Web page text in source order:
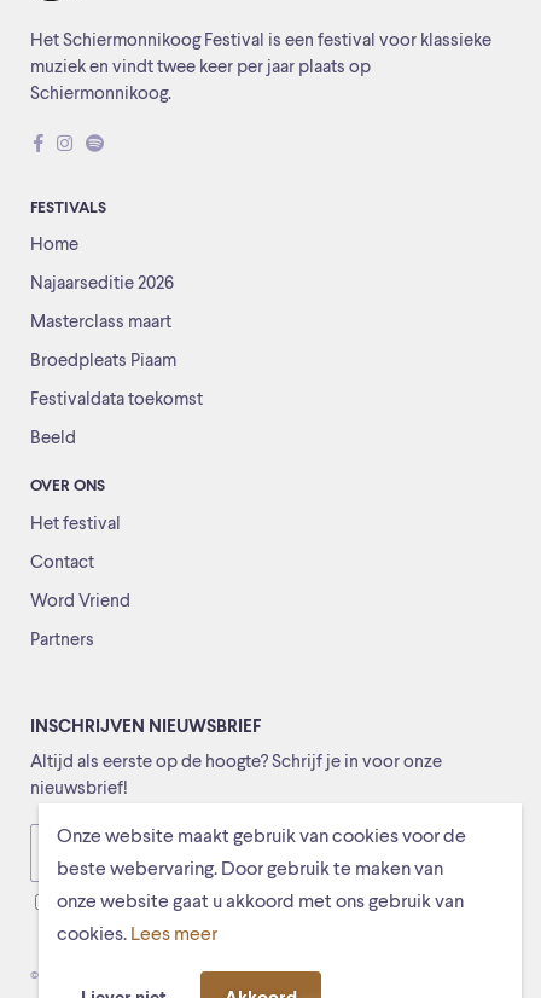
Onze website maakt gebruik van cookies voor de
beste webervaring. Door gebruik te maken van
onze website gaat u akkoord met ons gebruik van
cookies. Lees meer
Het Schiermonnikoog Festival is een festival voor klassieke
muziek en vindt twee keer per jaar plaats op
Schiermonnikoog.
FESTIVALS
Home
Najaarseditie 2026
Masterclass maart
Broedpleats Piaam
Festivaldata toekomst
Beeld
OVER ONS
Het festival
Contact
Word Vriend
Partners
INSCHRIJVEN NIEUWSBRIEF
Altijd als eerste op de hoogte? Schrijf je in voor onze
nieuwsbrief!
Ik ga ermee akkoord dat mijn gegevens worden opgeslagen
© Schiermonnikoogfestival 2026 Voorwaarden